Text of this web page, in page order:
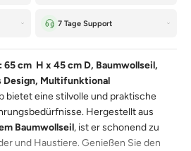
7 Tage Support
65 cm H x 45 cm D, Baumwollseil,
Design, Multifunktional
bietet eine stilvolle und praktische
Hergestellt aus
Baumwollseil, ist er schonend zu
und Haustiere. Genießen Sie den